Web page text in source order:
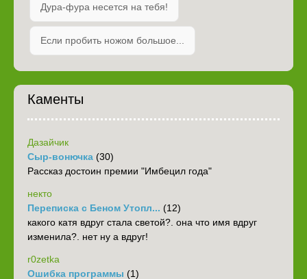
Дура-фура несется на тебя!
Если пробить ножом большое...
Каменты
Дазайчик
Сыр-вонючка (30)
Рассказ достоин премии "Имбецил года"
некто
Переписка с Беном Утопл... (12)
какого катя вдруг стала светой?. она что имя вдруг
изменила?. нет ну а вдруг!
r0zetka
Ошибка программы (1)